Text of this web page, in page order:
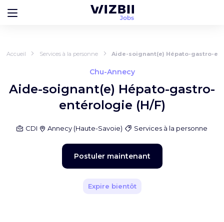
Accueil Services à la personne Aide-soignant(e) Hépato-gastro-
Chu-Annecy
Aide-soignant(e) Hépato-gastro-
entérologie (H/F)
CDI Annecy(Haute-Savoie) Services à la personne
Postuler maintenant
Expire bientôt